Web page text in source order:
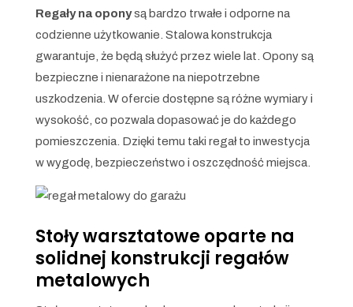
Regały na oponysą bardzo trwałe i odporne na
codzienne użytkowanie. Stalowa konstrukcja
gwarantuje, że będą służyć przez wiele lat. Opony są
bezpieczne i nienarażone na niepotrzebne
uszkodzenia. W ofercie dostępne są różne wymiary i
wysokość, co pozwala dopasować je do każdego
pomieszczenia. Dzięki temu taki regał to inwestycja
w wygodę, bezpieczeństwo i oszczędność miejsca.
Stoły warsztatowe oparte na
solidnej konstrukcji regałów
metalowych